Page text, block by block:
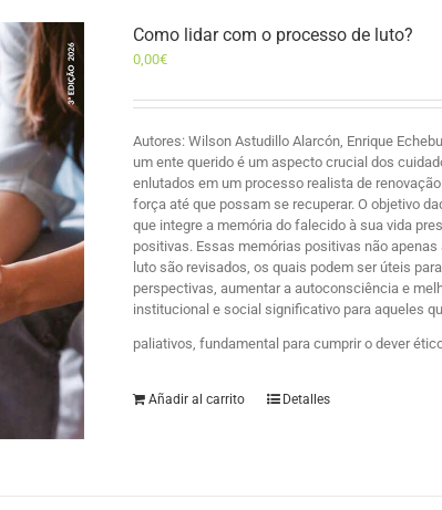
Como lidar com o processo de luto?
0,00€
Autores: Wilson Astudillo Alarcón, Enrique
um ente querido é um aspecto crucial dos
enlutados em um processo realista de
força até que possam se recuperar. O objetivo
que integre a memória do falecido à sua vida
positivas. Essas memórias positivas não
luto são revisados, os quais podem ser úteis
perspectivas, aumentar a autoconsciência e
institucional e social significativo para aqueles
paliativos, fundamental para cumprir o dever
Añadir al carrito Detalles